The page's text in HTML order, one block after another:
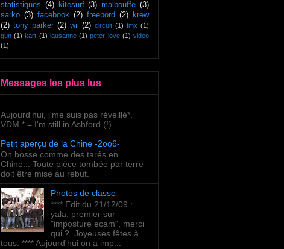
statistiques (4) kitesurf (3) malbouffe (3)
sarko (3) facebook (2) freebord (2)
krew
(2) tony parker (2) wii (2) circuit (1) fmx (1)
gun (1) kart (1) lausanne (1) peter love (1) video
(1)
Messages les plus lus
Aujourd'hui, j'me suis pas réveillé*.
VDM * = I'm still in Ashford (!)
Petit aperçu de la Chine -2oo6-
On bosse comme des tarés en
Chine... Toute pièce tombée par terre
doit être mise au rebut.
Photos de classe
**** Édit du 21/12/09 :
yala, premier sur
"imposture ecam", merci
qui ? Joyeuses fêtes à
tous. **** Aujourd'hui on a imp...